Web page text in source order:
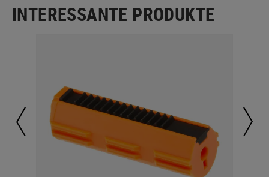
INTERESSANTE PRODUKTE